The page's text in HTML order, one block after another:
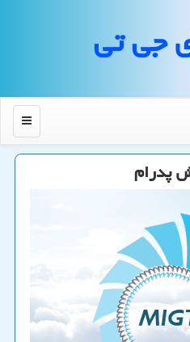
جی تی
منو
پدرام